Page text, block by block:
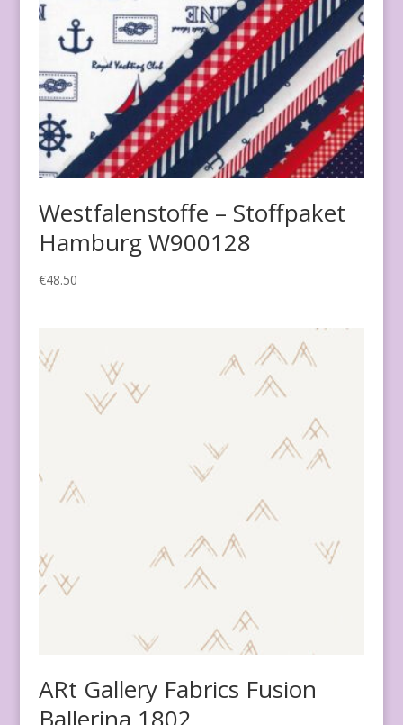
Westfalenstoffe – Stoffpaket
Hamburg W900128
€48.50
ARt Gallery Fabrics Fusion
Ballerina 1802